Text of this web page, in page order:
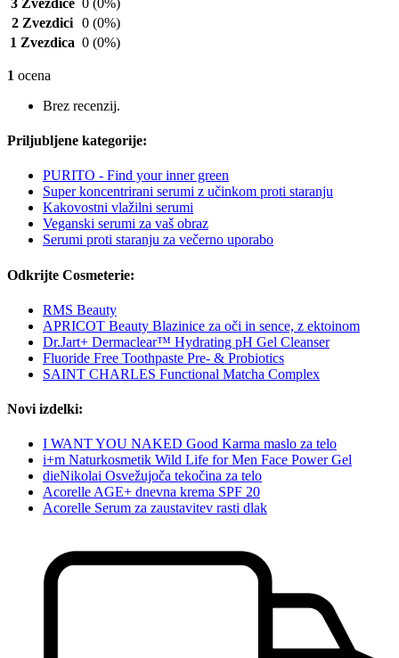
2 Zvezdici 0 (0%)
1 Zvezdica 0 (0%)
1 ocena
Brez recenzij.
Priljubljene kategorije:
PURITO - Find your inner green
Super koncentrirani serumi z učinkom proti staranju
Kakovostni vlažilni serumi
Veganski serumi za vaš obraz
Serumi proti staranju za večerno uporabo
Odkrijte Cosmeterie:
RMS Beauty
APRICOT Beauty Blazinice za oči in sence, z ektoinom
Dr.Jart+ Dermaclear™ Hydrating pH Gel Cleanser
Fluoride Free Toothpaste Pre- & Probiotics
SAINT CHARLES Functional Matcha Complex
Novi izdelki:
I WANT YOU NAKED Good Karma maslo za telo
i+m Naturkosmetik Wild Life for Men Face Power Gel
dieNikolai Osvežujoča tekočina za telo
Acorelle AGE+ dnevna krema SPF 20
Acorelle Serum za zaustavitev rasti dlak